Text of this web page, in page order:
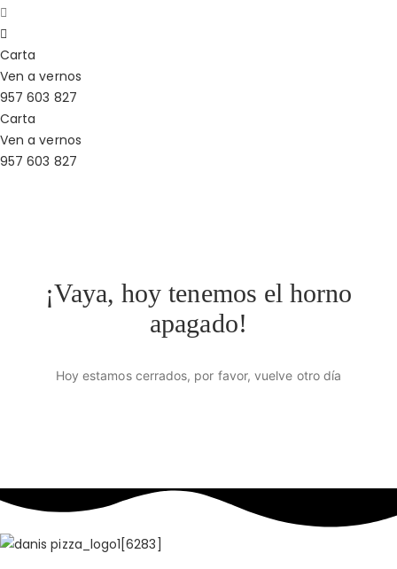
Carta
Ven a vernos
957 603 827
Carta
Ven a vernos
957 603 827
¡Vaya, hoy tenemos el horno
apagado!
Hoy estamos cerrados, por favor, vuelve otro día